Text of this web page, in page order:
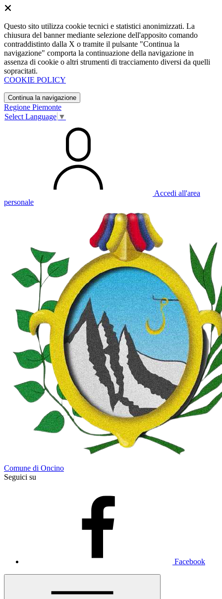
Questo sito utilizza cookie tecnici e statistici anonimizzati. La
chiusura del banner mediante selezione dell'apposito comando
contraddistinto dalla X o tramite il pulsante "Continua la
navigazione" comporta la continuazione della navigazione in
assenza di cookie o altri strumenti di tracciamento diversi da quelli
sopracitati.
COOKIE POLICY
Continua la navigazione
Regione Piemonte
Select Language ▼
Accedi all'area
personale
Comune di Oncino
Seguici su
Facebook